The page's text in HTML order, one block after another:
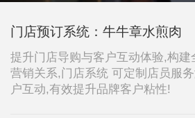
门店预订系统：牛牛章水煎肉
提升门店导购与客户互动体验,构建
营销关系,门店系统 可定制店员服
户互动,有效提升品牌客户粘性!